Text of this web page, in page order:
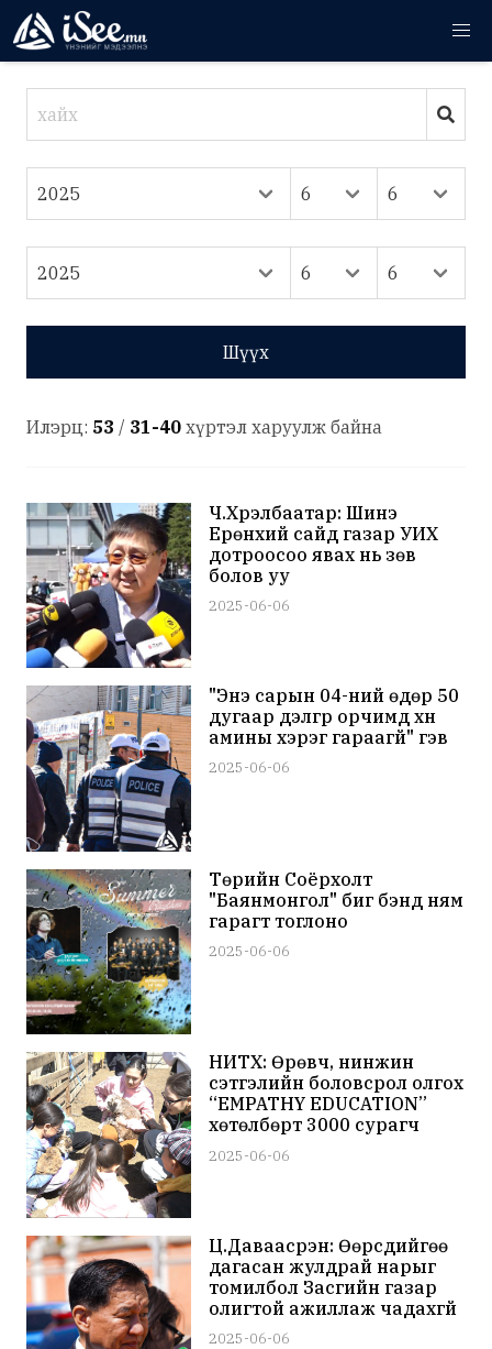
Шүүх
Илэрц: 53 / 31-40 хүртэл харуулж байна
Ч.Хүрэлбаатар: Шинэ
Ерөнхий сайд газар УИХ
дотроосоо явах нь зөв
болов уу
2025-06-06
"Энэ сарын 04-ний өдөр 50
дугаар дэлгүүр орчимд хүн
амины хэрэг гараагүй" гэв
2025-06-06
Төрийн Соёрхолт
"Баянмонгол" биг бэнд ням
гарагт тоглоно
2025-06-06
НИТХ: Өрөвч, нинжин
сэтгэлийн боловсрол олгох
“EMPATHY EDUCATION”
хөтөлбөрт 3000 сурагч
хамрагджээ
2025-06-06
Ц.Даваасүрэн: Өөрсдийгөө
дагасан жулдрай нарыг
томилбол Засгийн газар
олигтой ажиллаж чадахгүй
2025-06-06